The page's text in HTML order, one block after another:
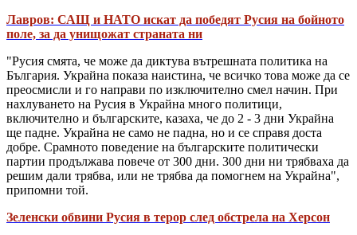
Лавров: САЩ и НАТО искат да победят Русия на бойното
поле, за да унищожат страната ни
"Русия смята, че може да диктува вътрешната политика на
България. Украйна показа наистина, че всичко това може да се
преосмисли и го направи по изключително смел начин. При
нахлуването на Русия в Украйна много политици,
включително и българските, казаха, че до 2 - 3 дни Украйна
ще падне. Украйна не само не падна, но и се справя доста
добре. Срамното поведение на българските политически
партии продължава повече от 300 дни. 300 дни ни трябваха да
решим дали трябва, или не трябва да помогнем на Украйна",
припомни той.
Зеленски обвини Русия в терор след обстрела на Херсон